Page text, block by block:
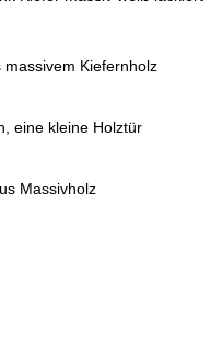
massivem Kiefernholz
eine kleine Holztür
Massivholz